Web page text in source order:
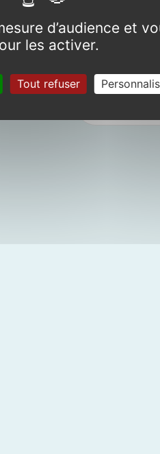
d’audience et
les activer.
Tout refuser